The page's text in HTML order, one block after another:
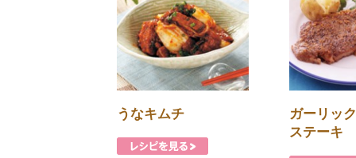
うなキムチ
ガーリッ
ステーキ